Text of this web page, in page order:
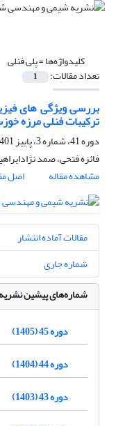
کلیدواژه‌ها =پلی فنلی
تعداد مقالات: 1
بررسی ویژگی های
ترکیبات فنلی مرزه
دوره 41، شماره 3، پاییز 1401، صفحه
فائزه فتحی، صمد
مشاهده مقاله
اصل
مقالات آماده انتشار
شماره جاری
شماره‌های پیشین نشریه
دوره 45 (1405)
دوره 44 (1404)
دوره 43 (1403)